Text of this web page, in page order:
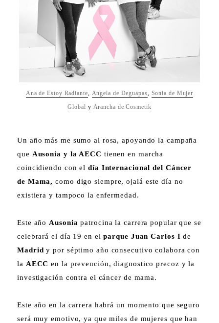
Ana de Estoy Radiante, Angela de Deguapas, Sonia de Mujer
Global y Arancha de Cosmetik
Un año más me sumo al rosa, apoyando la campaña
que Ausonia y la AECC tienen en marcha
coincidiendo con el día Internacional del Cáncer
de Mama, como digo siempre, ojalá este día no
existiera y tampoco la enfermedad.
Este año Ausonia patrocina la carrera popular que se
celebrará el día 19 en elparque Juan Carlos Ide
Madrid y por séptimo año consecutivo colabora con
la AECC en la prevención, diagnostico precoz y la
investigación contra el cáncer de mama.
Este año en la carrera habrá un momento que seguro
será muy emotivo, ya que miles de mujeres que han